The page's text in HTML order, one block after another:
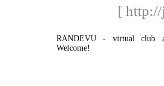
[
RANDEVU - virtual club
Welcome!